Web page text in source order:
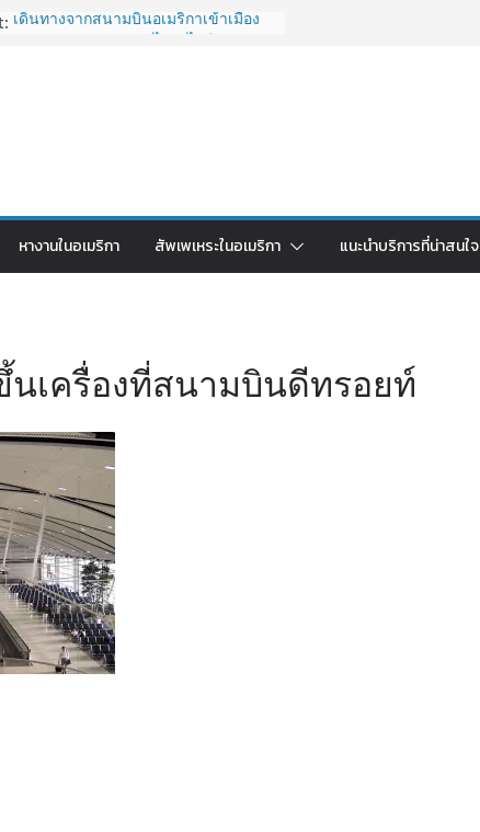
เดินทางจากสนามบินอเมริกาเข้าเมือง
ประหยัดและคุ้มที่สุดในปี 2026?
VPN สำหรับใช้ในอเมริกา 2026: ตัว
หางานในอเมริกา สัพเพเหระในอเมริกา แนะนำบริการที่น่าสนใจ
นเครื่องที่สนามบินดีทรอยท์